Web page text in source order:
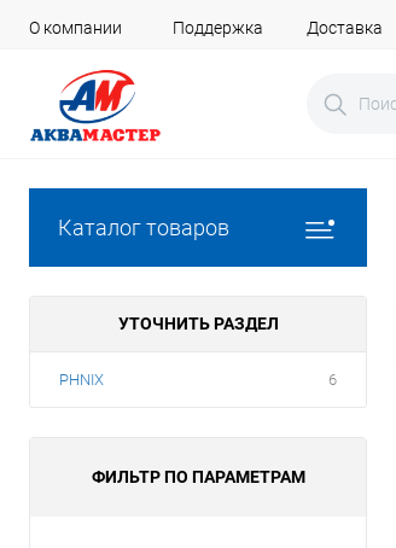
О компании Поддержка Доставка
Каталог товаров
УТОЧНИТЬ РАЗДЕЛ
PHNIX 6
ФИЛЬТР ПО ПАРАМЕТРАМ